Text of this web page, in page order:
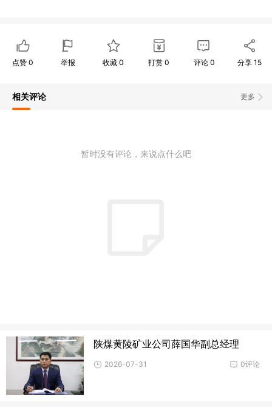
点赞 0 举报 收藏0 打赏 0 评论 0 分享 15
更多
相关评论
暂时没有评论，来说点什么吧
陕煤黄陵矿业公司薛国华副总经理
0评论
2026-07-31